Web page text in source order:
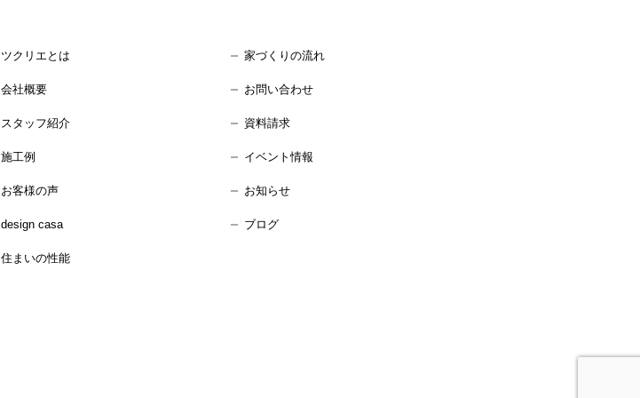
ツクリエとは
会社概要
スタッフ紹介
施工例
お客様の声
design casa
住まいの性能
家づくりの流れ
お問い合わせ
資料請求
イベント情報
お知らせ
ブログ